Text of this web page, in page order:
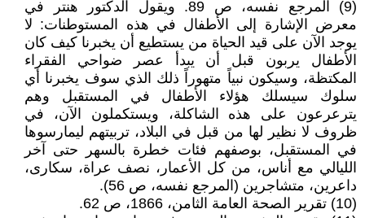
(9) المرجع نفسه، ص 89. ويقول الدكتور هنتر في
معرض الإشارة إلى الأطفال في هذه المستوطنات: لا
يوجد الآن على قيد الحياة من يستطيع أن يخبرنا كيف كان
الأطفال يربون قبل أن يبدأ عصر ضواحي الفقراء
المكتظة، وسيكون نبياً متهوراً ذلك الذي سوف يخبرنا أي
سلوك سيسلك هؤلاء الأطفال في المستقبل وهم
يترعرعون على هذه الشاكلة، ويستكملون الآن، في
ظروف لا نظير لها من قبل في البلاد، تربيتهم ليمارسوها
في المستقبل، بوصفهم فئات خطرة بالسهر حتى آخر
الليالي مع أناس، من كل الأعمار، نصف عراة، سکاری،
داعرين، متشاجرين (المرجع نفسه، ص 56).
(10) تقرير الصحة العامة الثامن، 1866، ص 62.